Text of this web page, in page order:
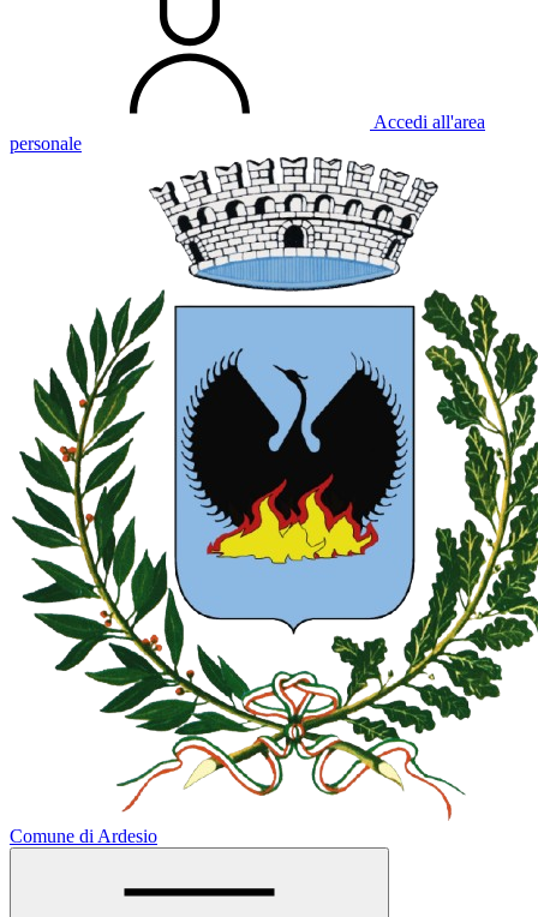
Accedi all'area
personale
Comune di Ardesio